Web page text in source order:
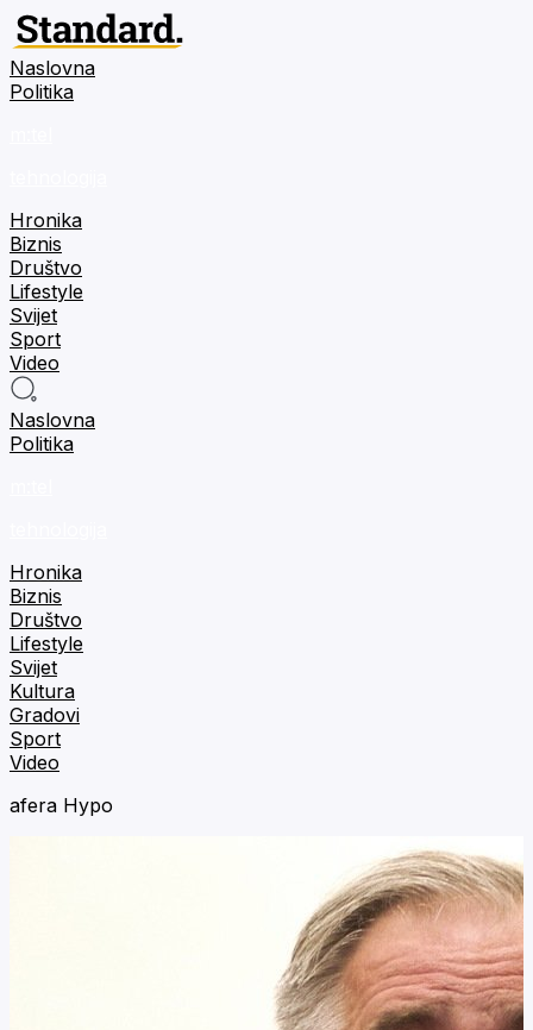
Naslovna
Politika
Hronika
Biznis
Društvo
Lifestyle
Svijet
Sport
Video
Naslovna
Politika
Hronika
Biznis
Društvo
Lifestyle
Svijet
Kultura
Gradovi
Sport
Video
afera Hypo